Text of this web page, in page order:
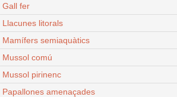
Gall fer
Llacunes litorals
Mamífers semiaquàtics
Mussol comú
Mussol pirinenc
Papallones amenaçades